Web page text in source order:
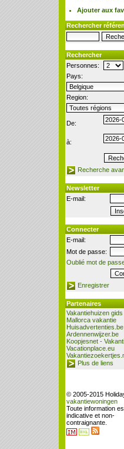
Ajouter aux
Rechercher
Rechercher
Personnes:
Pays:
Region:
De:
à:
Recherche
Newsletter
E-mail:
Connecter
E-mail:
Mot de passe:
Oublié mot de
Enregistrer
Partenaires
Vakantiehuizen gids
Mallorca vakantie
Huisadvertenties.be
Ardennenwijzer.be
Koopjesnet -
Vacationplace.eu
Plus de liens
© 2005-2015
vakantiewoningen
Toute information
indicative et non-
contraignante.